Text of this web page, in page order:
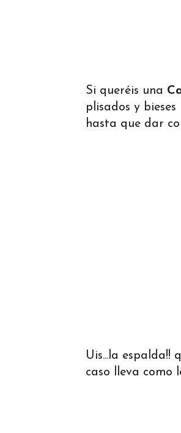
Si queréis una
plisados y
hasta que dar
Uis...la espalda!!
caso lleva como